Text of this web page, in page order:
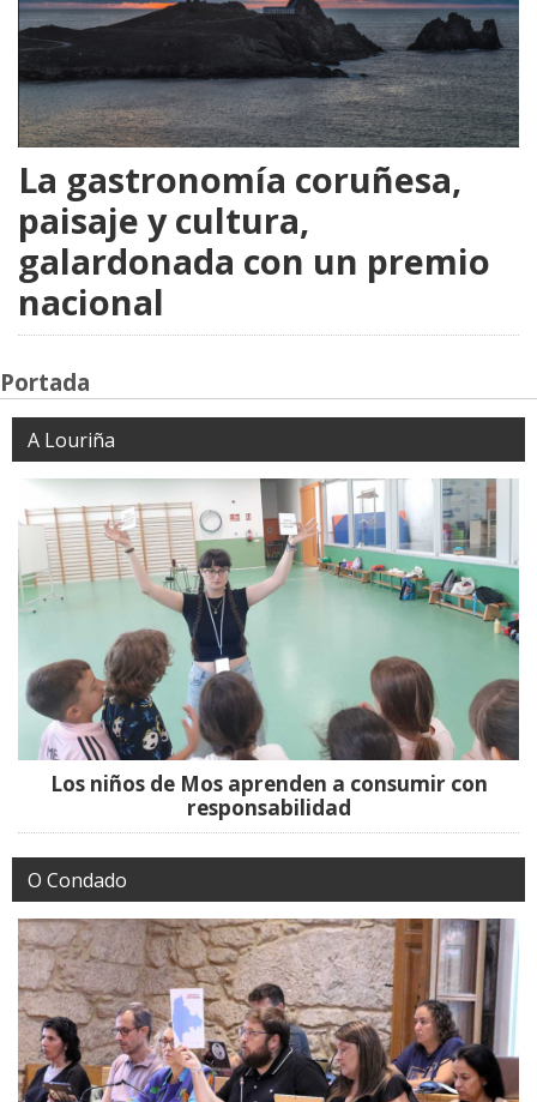
La gastronomía coruñesa,
paisaje y cultura,
galardonada con un premio
nacional
Portada
A Louriña
Los niños de Mos aprenden a consumir con
responsabilidad
O Condado